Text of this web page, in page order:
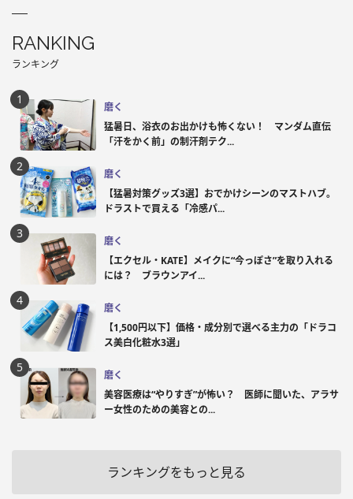
RANKING
ランキング
磨く
猛暑日、浴衣のお出かけも怖くない！ マンダム直伝
「汗をかく前」の制汗剤テク...
磨く
【猛暑対策グッズ3選】おでかけシーンのマストハブ。
ドラストで買える「冷感パ...
磨く
【エクセル・KATE】メイクに“今っぽさ”を取り入れる
には？ ブラウンアイ...
磨く
【1,500円以下】価格・成分別で選べる主力の「ドラコ
ス美白化粧水3選」
磨く
美容医療は“やりすぎ”が怖い？ 医師に聞いた、アラサ
ー女性のための美容との...
ランキングをもっと見る